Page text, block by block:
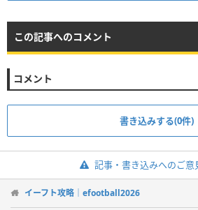
この記事へのコメント
コメント
書き込みする(0件)
記事・書き込みへのご意
イーフト攻略｜efootball2026